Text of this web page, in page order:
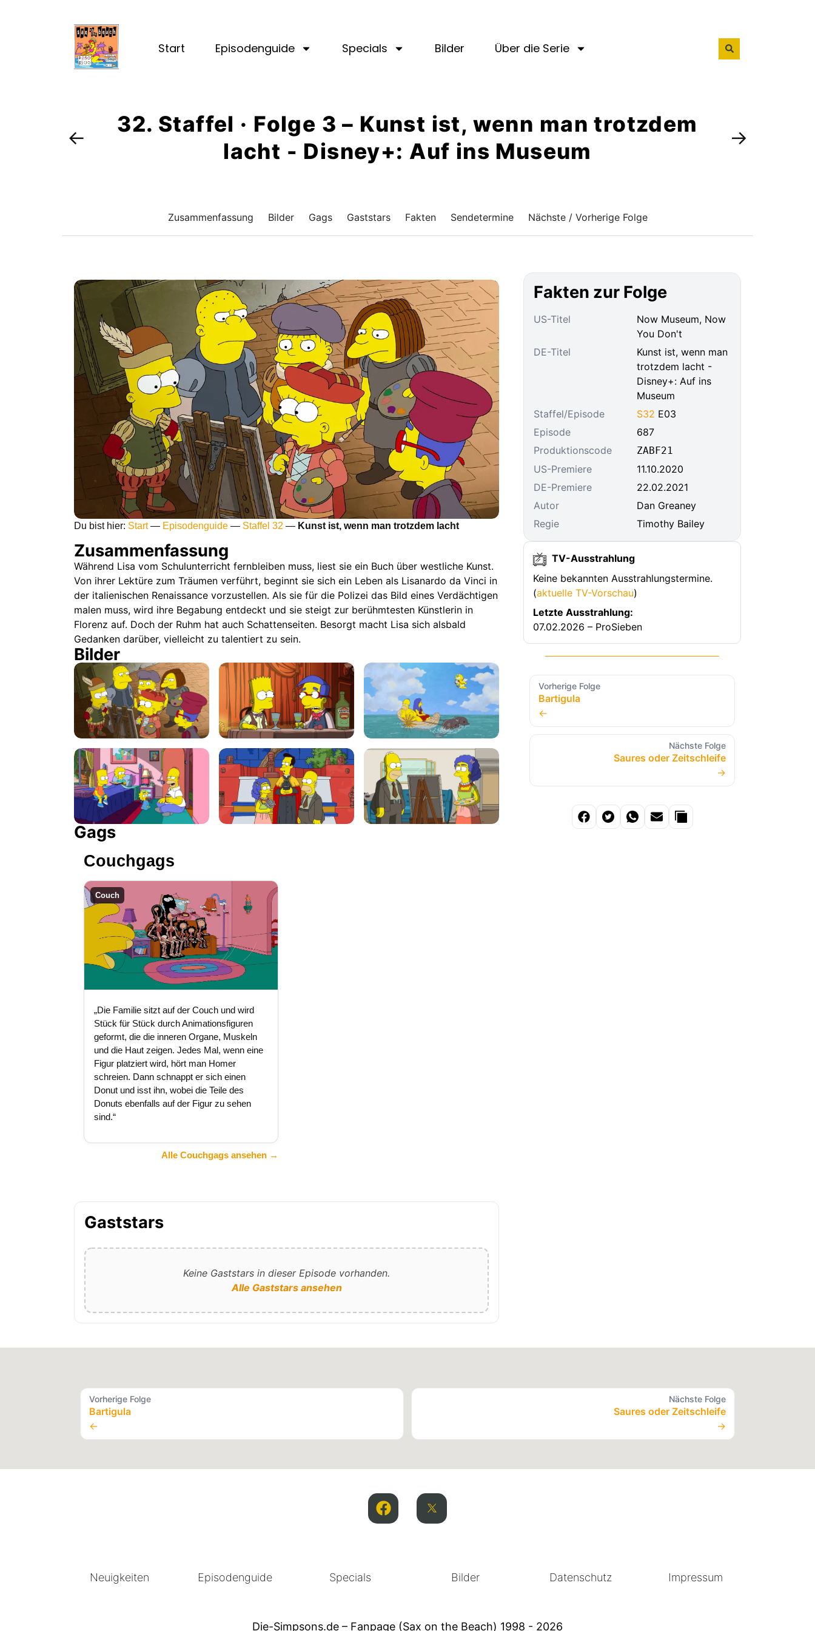
Start Episodenguide Specials Bilder Über die Serie
←
32. Staffel · Folge 3 – Kunst ist, wenn man trotzdem
lacht - Disney+: Auf ins Museum
→
Zusammenfassung Bilder Gags Gaststars Fakten Sendetermine Nächste / Vorherige Folge
Du bist hier: Start— Episodenguide — Staffel 32 — Kunst ist, wenn man trotzdem lacht
Zusammenfassung
Während Lisa vom Schulunterricht fernbleiben muss, liest sie ein Buch über westliche Kunst.
Von ihrer Lektüre zum Träumen verführt, beginnt sie sich ein Leben als Lisanardo da Vinci in
der italienischen Renaissance vorzustellen. Als sie für die Polizei das Bild eines Verdächtigen
malen muss, wird ihre Begabung entdeckt und sie steigt zur berühmtesten Künstlerin in
Florenz auf. Doch der Ruhm hat auch Schattenseiten. Besorgt macht Lisa sich alsbald
Gedanken darüber, vielleicht zu talentiert zu sein.
Bilder
Gags
Couchgags
Couch
„Die Familie sitzt auf der Couch und wird
Stück für Stück durch Animationsfiguren
geformt, die die inneren Organe, Muskeln
und die Haut zeigen. Jedes Mal, wenn eine
Figur platziert wird, hört man Homer
schreien. Dann schnappt er sich einen
Donut und isst ihn, wobei die Teile des
Donuts ebenfalls auf der Figur zu sehen
sind.“
Alle Couchgags ansehen →
Gaststars
Keine Gaststars in dieser Episode vorhanden.
Alle Gaststars ansehen
Fakten zur Folge
US-Titel
Now Museum, Now
You Don't
DE-Titel
Kunst ist, wenn man
trotzdem lacht -
Disney+: Auf ins
Museum
Staffel/Episode
S32 E03
Episode
687
Produktionscode
ZABF21
US-Premiere
11.10.2020
DE-Premiere
22.02.2021
Autor
Dan Greaney
Regie
Timothy Bailey
TV-Ausstrahlung
Keine bekannten Ausstrahlungstermine.
(aktuelle TV-Vorschau)
Letzte Ausstrahlung:
07.02.2026 – ProSieben
Vorherige Folge
Bartigula
←
Nächste Folge
Saures oder Zeitschleife
→
Vorherige Folge
Bartigula
←
Nächste Folge
Saures oder Zeitschleife
→
Neuigkeiten Episodenguide Specials Bilder Datenschutz Impressum
Die-Simpsons.de – Fanpage (Sax on the Beach) 1998 - 2026